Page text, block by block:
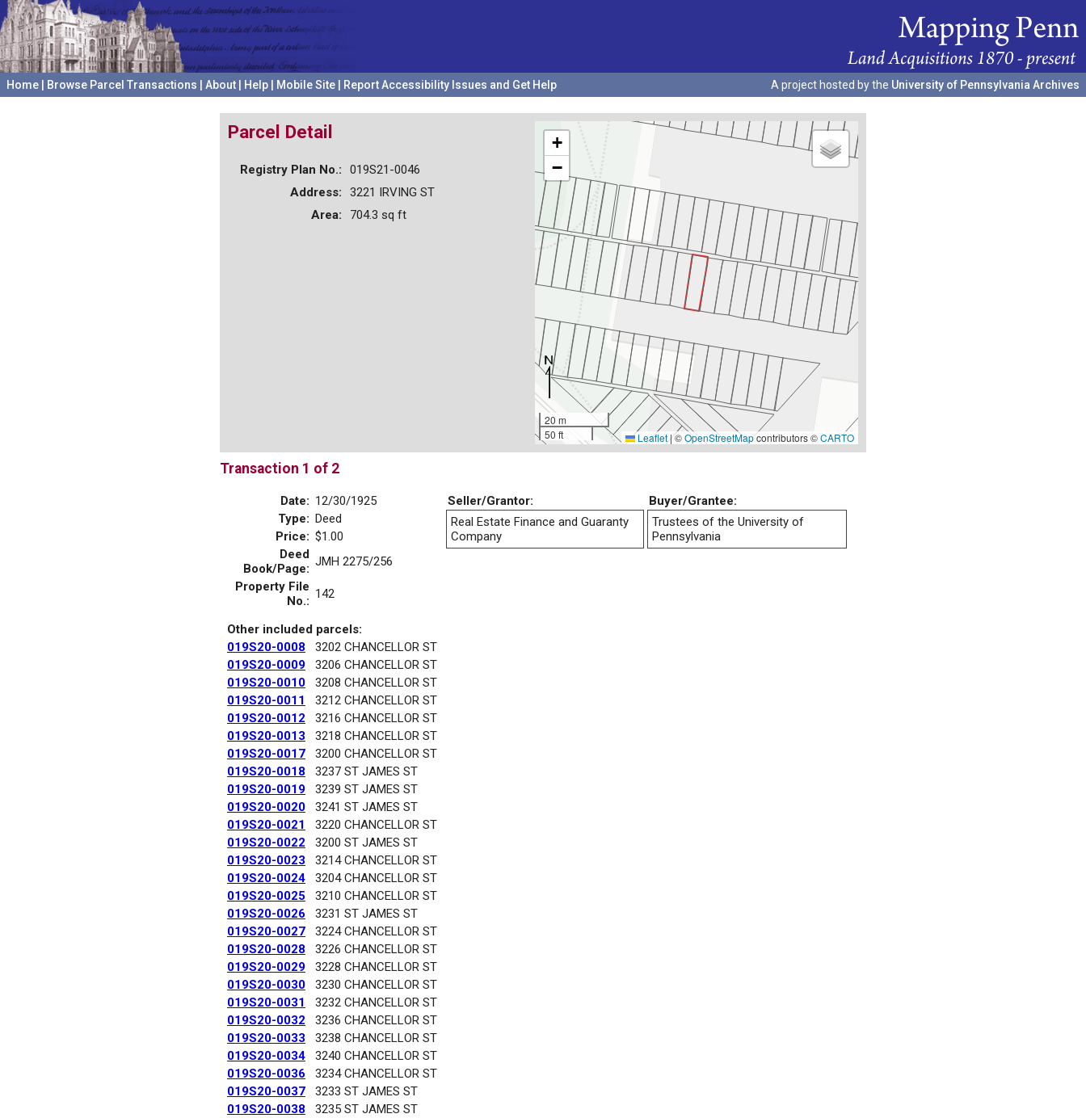
Home Browse Parcel Transactions About Help Mobile Site Report Accessibility Issues and Get Help A project hosted by the University of Pennsylvania Archives
+
−
20 m
50 ft
Leaflet|©OpenStreetMapcontributors ©CARTO
Parcel Detail
Registry Plan No.:
019S21-0046
Address:
3221 IRVING ST
Area:
704.3 sq ft
Transaction 1 of 2
Date: 12/30/1925
Type: Deed
Price: $1.00
Deed
Book/Page: JMH 2275/256
Property File
No.: 142
Other included parcels:
019S20-0008
3202 CHANCELLOR ST
019S20-0009
3206 CHANCELLOR ST
019S20-0010
3208 CHANCELLOR ST
019S20-0011
3212 CHANCELLOR ST
019S20-0012
3216 CHANCELLOR ST
019S20-0013
3218 CHANCELLOR ST
019S20-0017
3200 CHANCELLOR ST
019S20-0018
3237 ST JAMES ST
019S20-0019
3239 ST JAMES ST
019S20-0020
3241 ST JAMES ST
019S20-0021
3220 CHANCELLOR ST
019S20-0022
3200 ST JAMES ST
019S20-0023
3214 CHANCELLOR ST
019S20-0024
3204 CHANCELLOR ST
019S20-0025
3210 CHANCELLOR ST
019S20-0026
3231 ST JAMES ST
019S20-0027
3224 CHANCELLOR ST
019S20-0028
3226 CHANCELLOR ST
019S20-0029
3228 CHANCELLOR ST
019S20-0030
3230 CHANCELLOR ST
019S20-0031
3232 CHANCELLOR ST
019S20-0032
3236 CHANCELLOR ST
019S20-0033
3238 CHANCELLOR ST
019S20-0034
3240 CHANCELLOR ST
019S20-0036
3234 CHANCELLOR ST
019S20-0037
3233 ST JAMES ST
019S20-0038
3235 ST JAMES ST
Seller/Grantor:
Buyer/Grantee:
Real Estate Finance and Guaranty
Company
Trustees of the University of
Pennsylvania